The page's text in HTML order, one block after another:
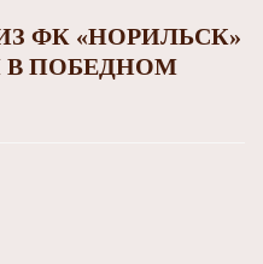
ФК «НОРИЛЬСК»
В ПОБЕДНОМ